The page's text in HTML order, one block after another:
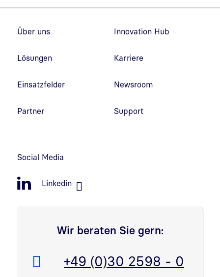
Über uns
Lösungen
Einsatzfelder
Partner
Innovation Hub
Karriere
Newsroom
Support
Social Media
Linkedin
Wir beraten Sie gern:
Telefon:
+49 (0)30 2598 - 0